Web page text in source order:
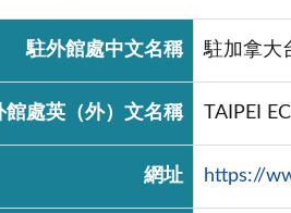
駐外館處中文名稱 駐加拿大
館處英（外）文名稱 TAIPEI
網址 https://